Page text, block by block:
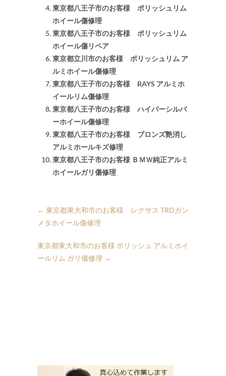
東京都八王子市のお客様 ポリッシュリム
ホイール傷修理
東京都八王子市のお客様 ポリッシュリム
ホイール傷リペア
東京都立川市のお客様 ポリッシュリム ア
ルミホイール傷修理
東京都八王子市のお客様 RAYS アルミホ
イールリム傷修理
東京都八王子市のお客様 ハイパーシルバ
ーホイール傷修理
東京都八王子市のお客様 ブロンズ艶消し
アルミホールキズ修理
東京都八王子市のお客様 ＢＭＷ純正アルミ
ホイールガリ傷修理
← 東京都東大和市のお客様 レクサス TRDガン
メタホイール傷修理
東京都東大和市のお客様 ポリッシュ アルミホイ
ールリム ガリ傷修理 →